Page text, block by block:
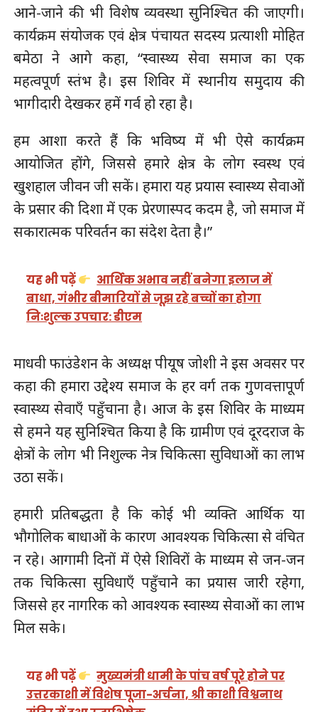
आने-जाने की भी विशेष व्यवस्था सुनिश्चित की जाएगी।
कार्यक्रम संयोजक एवं क्षेत्र पंचायत सदस्य प्रत्याशी मोहित
बमेठा ने आगे कहा, “स्वास्थ्य सेवा समाज का एक
महत्वपूर्ण स्तंभ है। इस शिविर में स्थानीय समुदाय की
भागीदारी देखकर हमें गर्व हो रहा है।
हम आशा करते हैं कि भविष्य में भी ऐसे कार्यक्रम
आयोजित होंगे, जिससे हमारे क्षेत्र के लोग स्वस्थ एवं
खुशहाल जीवन जी सकें। हमारा यह प्रयास स्वास्थ्य सेवाओं
के प्रसार की दिशा में एक प्रेरणास्पद कदम है, जो समाज में
सकारात्मक परिवर्तन का संदेश देता है।”
यह भी पढ़ें
आर्थिक अभाव नहीं बनेगा इलाज में
बाधा, गंभीर बीमारियों से जूझ रहे बच्चों का होगा
निःशुल्क उपचार: डीएम
माधवी फाउंडेशन के अध्यक्ष पीयूष जोशी ने इस अवसर पर
कहा की हमारा उद्देश्य समाज के हर वर्ग तक गुणवत्तापूर्ण
स्वास्थ्य सेवाएँ पहुँचाना है। आज के इस शिविर के माध्यम
से हमने यह सुनिश्चित किया है कि ग्रामीण एवं दूरदराज के
क्षेत्रों के लोग भी निशुल्क नेत्र चिकित्सा सुविधाओं का लाभ
उठा सकें।
हमारी प्रतिबद्धता है कि कोई भी व्यक्ति आर्थिक या
भौगोलिक बाधाओं के कारण आवश्यक चिकित्सा से वंचित
न रहे। आगामी दिनों में ऐसे शिविरों के माध्यम से जन-जन
तक चिकित्सा सुविधाएँ पहुँचाने का प्रयास जारी रहेगा,
जिससे हर नागरिक को आवश्यक स्वास्थ्य सेवाओं का लाभ
मिल सके।
यह भी पढ़ें
मुख्यमंत्री धामी के पांच वर्ष पूरे होने पर
उत्तरकाशी में विशेष पूजा-अर्चना, श्री काशी विश्वनाथ